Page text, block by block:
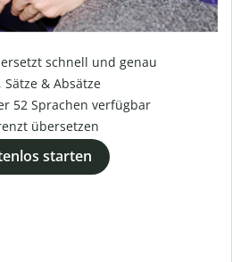
schnell und genau
Sätze & Absätze
52 Sprachen verfügbar
übersetzen
starten